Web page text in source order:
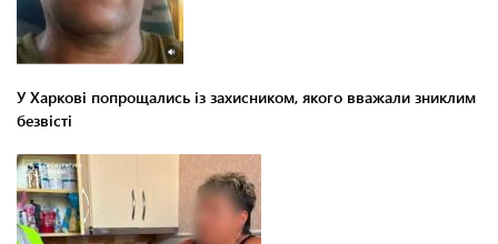
У Харкові попрощались із захисником, якого вважали зниклим
безвісті